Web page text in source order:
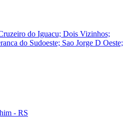
do Iguacu; Dois Vizinhos;
do Sudoeste; Sao Jorge D Oeste;
- RS